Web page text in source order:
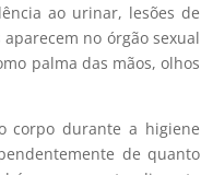
ao urinar, lesões de
no órgão sexual
palma das mãos, olhos
corpo durante a higiene
de quanto